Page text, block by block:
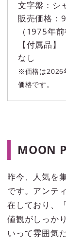
文字盤：シ
販売価格：
（1975年前
【付属品】
なし
※価格は2026
価格です。
MOON
昨今、人気を
です。アンテ
在しており、
値観がしっか
いって雰囲気